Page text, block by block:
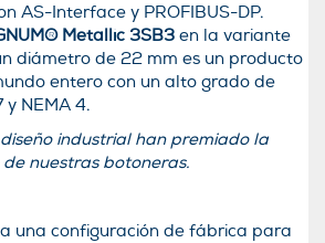
AS-Interface y PROFIBUS-DP.
Metallic 3SB3 en la variante
diámetro de 22 mm es un producto
entero con un alto grado de
y NEMA 4.
industrial han premiado la
nuestras botoneras.
una configuración de fábrica para